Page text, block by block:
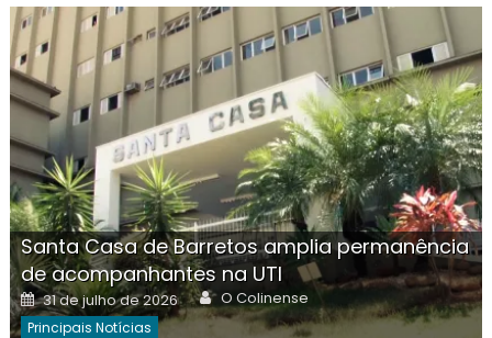
Santa Casa de Barretos amplia permanência
de acompanhantes na UTI
Posted
on
31 de julho de 2026 Author
O Colinense
Principais Notícias